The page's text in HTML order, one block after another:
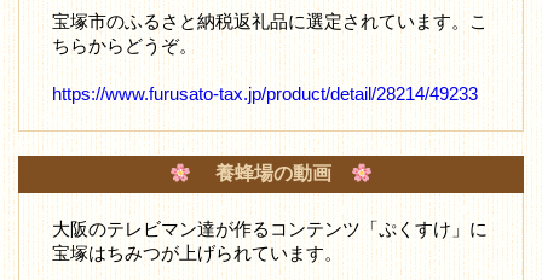
宝塚市のふるさと納税返礼品に選定されています。こ
ちらからどうぞ。
https://www.furusato-tax.jp/product/detail/28214/49233
養蜂場の動画
大阪のテレビマン達が作るコンテンツ「ぷくすけ」に
宝塚はちみつが上げられています。